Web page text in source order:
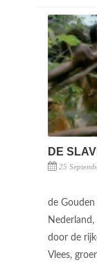
DE
25
de
door de
Vlees,